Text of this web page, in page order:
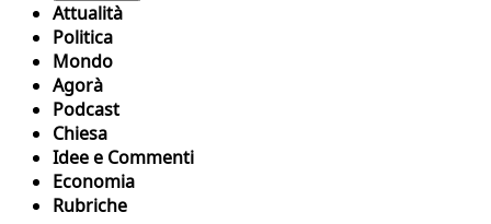
Attualità
Politica
Mondo
Agorà
Podcast
Chiesa
Idee e Commenti
Economia
Rubriche